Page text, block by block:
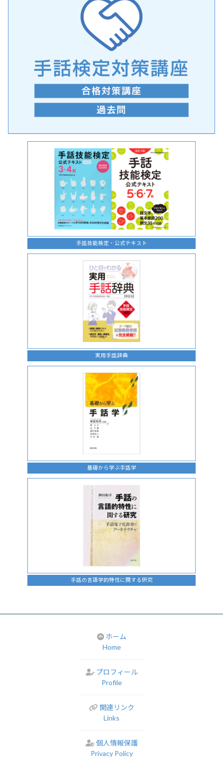
手話技能検定・公式テキスト
実用手話辞典
基礎から学ぶ手話学
手話の言語学的特性に関する研究
ホーム
Home
プロフィール
Profile
関連リンク
Links
個人情報保護
Privacy Policy